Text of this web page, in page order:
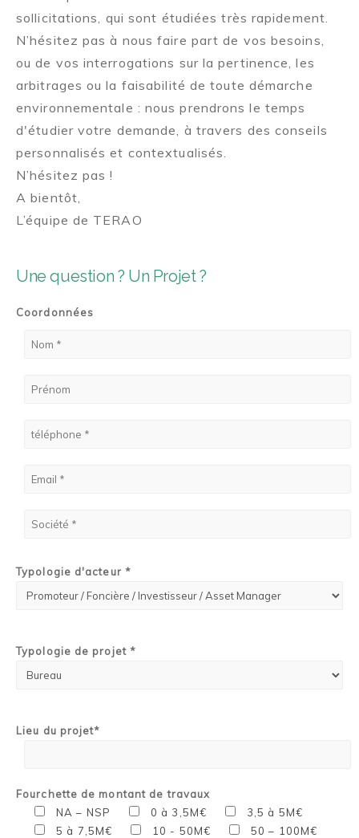
Une question ? Un Projet ?
Coordonnées
Typologie d'acteur *
Typologie de projet *
Lieu du projet*
Fourchette de montant de travaux
NA – NSP
0 à 3,5M€
3,5 à 5M€
5 à 7,5M€
10 - 50M€
50 – 100M€
sollicitations, qui sont étudiées très rapidement.
N’hésitez pas à nous faire part de vos besoins,
ou de vos interrogations sur la pertinence, les
arbitrages ou la faisabilité de toute démarche
environnementale : nous prendrons le temps
d'étudier votre demande, à travers des conseils
personnalisés et contextualisés.
N’hésitez pas !
A bientôt,
L’équipe de TERAO